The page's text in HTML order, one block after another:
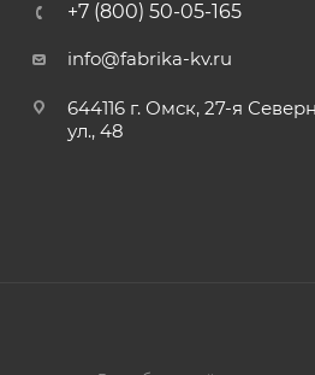
+7 (800) 50-05-165
info@fabrika-kv.ru
644116 г. Омск, 27-я
ул., 48